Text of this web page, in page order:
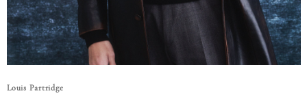
Louis Partridge